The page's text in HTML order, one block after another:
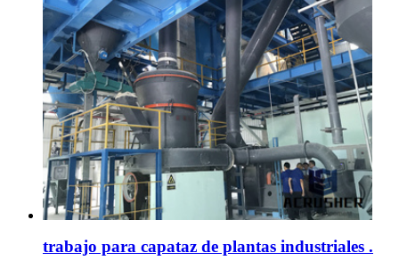
trabajo para capataz de plantas industriales .